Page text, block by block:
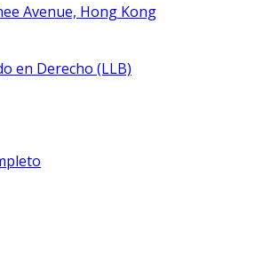
Avenue, Hong Kong
en Derecho (LLB)